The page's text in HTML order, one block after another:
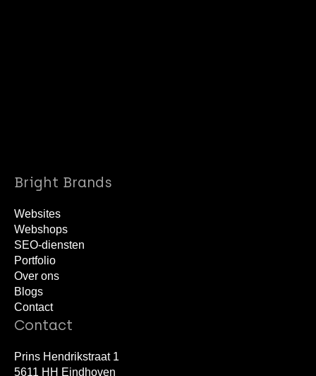
Bright Brands
Websites
Webshops
SEO-diensten
Portfolio
Over ons
Blogs
Contact
Contact
Prins Hendrikstraat 1
5611 HH Eindhoven